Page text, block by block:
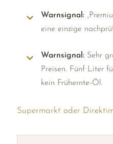
Warnsignal:
eine einzige
Warnsignal:Sehr
Preisen. Fünf Liter
kein Frühernte-Öl.
Supermarkt oder